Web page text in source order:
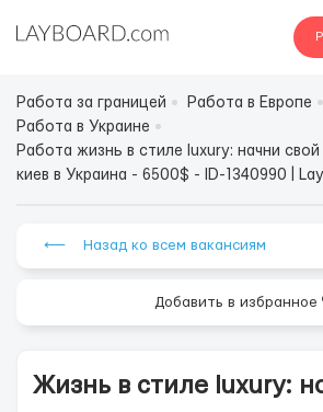
Работа за границей
Работа в Европе
Работа в Украине
Работа жизнь в стиле luxury: начни
киев в Украина - 6500$ - ID-1340990 |
⟵ Назад ко всем вакансиям
Добавить в избранное
Жизнь в стиле luxury: